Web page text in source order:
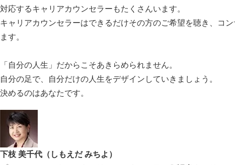
対応するキャリアカウンセラーもたくさんいます。
キャリアカウンセラーはできるだけその方のご希望を聴き、コ
ます。
「自分の人生」だからこそあきらめられません。
自分の足で、自分だけの人生をデザインしていきましょう。
決めるのはあなたです。
下枝 美千代（しもえだ みちよ）